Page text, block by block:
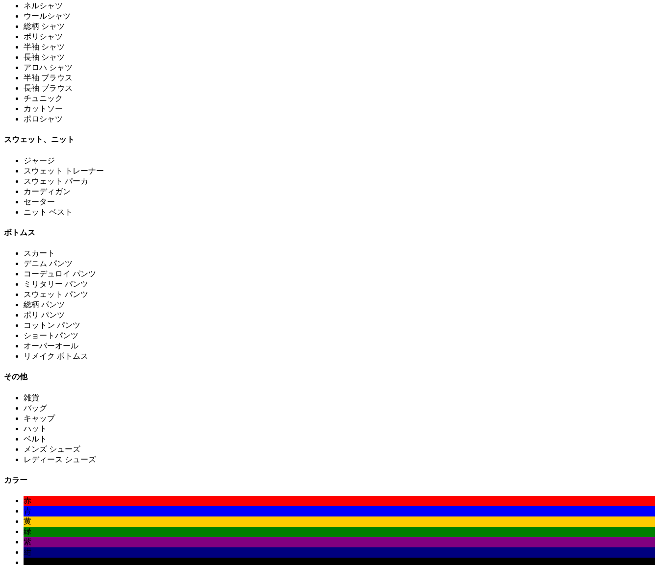
ネルシャツ
ウールシャツ
総柄 シャツ
ポリシャツ
半袖 シャツ
長袖 シャツ
アロハ シャツ
半袖 ブラウス
長袖 ブラウス
チュニック
カットソー
ポロシャツ
スウェット、ニット
ジャージ
スウェット トレーナー
スウェット パーカ
カーディガン
セーター
ニット ベスト
ボトムス
スカート
デニム パンツ
コーデュロイ パンツ
ミリタリー パンツ
スウェット パンツ
総柄 パンツ
ポリ パンツ
コットン パンツ
ショートパンツ
オーバーオール
リメイク ボトムス
その他
雑貨
バッグ
キャップ
ハット
ベルト
メンズ シューズ
レディース シューズ
カラー
赤
青
黄
緑
紫
紺